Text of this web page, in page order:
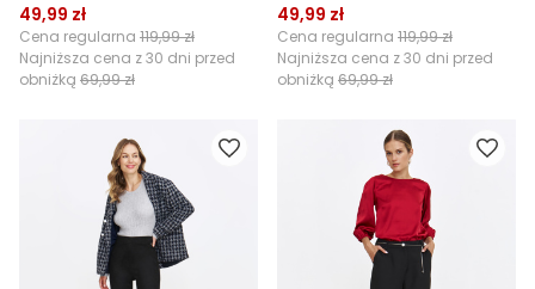
49,99 zł
Cena regularna 119,99 zł
Najniższa cena z 30 dni przed
obniżką 69,99 zł
49,99 zł
Cena regularna 119,99 zł
Najniższa cena z 30 dni przed
obniżką 69,99 zł